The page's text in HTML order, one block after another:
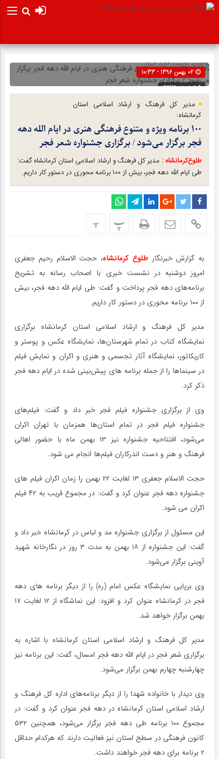
صفحه نخستاخبار استان
شناسه : 4226
مدیر کل فرهنگ و ارشاد اسلامی استان
کرمانشاه:
۱۰۰ برنامه ویژه و متنوع فرهنگی هنری در ایام الله دهه
فجر برگزار می‌شود / برگزاری جشنواره شعر فجر
طلوع‌‌کرمانشاه : مدیر کل فرهنگ و ارشاد اسلامی استان کرمانشاه گفت:
طی ایام الله دهه فجر، بیش از ۱۰۰ برنامه محوری در دستور کار داریم.
پ پ
به گزارش خبرنگارطلوع کرمانشاه، حجت الاسلام رحیم جعفری
امروز دوشنبه در نشست خبری با اصحاب رسانه به تشریح
برنامه‌های دهه فجر پرداخت و گفت: طی ایام الله دهه فجر، بیش
از ۱۰۰ برنامه محوری در دستور کار داریم.
مدیر کل فرهنگ و ارشاد اسلامی استان کرمانشاه برگزاری
نمایشگاه کتاب در تمام شهرستان‌ها، نمایشگاه عکس و پوستر و
کاریکاتور، نمایشگاه آثار تجسمی و هنری و اکران و نمایش فیلم
در سینماها را از جمله برنامه های پیش‌بینی شده در ایام دهه فجر
ذکر کرد.
وی از برگزاری جشنواره فیلم فجر خبر داد و گفت: فیلم‌های
جشنواره فیلم فجر در تمام استان‌ها همزمان با تهران اکران
می‌شود، افتتاحیه جشنواره نیز ۱۳ بهمن ماه با حضور اهالی
فرهنگ و هنر و دست اندرکاران فیلم‌ها انجام می شود.
حجت الاسلام جعفری ۱۳ لغایت ۲۲ بهمن را زمان اکران فیلم های
جشنواره دهه فجر عنوان کرد و گفت: در مجموع قریب به ۴۲ فیلم
اکران می شود.
این مسئول از برگزاری جشنواره مد و لباس در کرمانشاه خبر داد و
گفت: این جشنواره از ۱۸ بهمن به مدت ۳ روز در نگارخانه شهید
آوینی برگزار می‌شود.
وی برپایی نمایشگاه عکس امام (ره) را از دیگر برنامه های دهه
فجر در کرمانشاه عنوان کرد و افزود: این نماشگاه از ۱۲ لغایت ۱۷
بهمن برگزار خواهد شد.
مدیر کل فرهنگ و ارشاد اسلامی استان کرمانشاه با اشاره به
برگزاری شعر فجر در ایام الله دهه فجر امسال، گفت: این برنامه نیز
چهارشنبه چهارم بهمن برگزار می‌شود.
وی دیدار با خانواده شهدا را از دیگر برنامه‌های اداره کل فرهنگ و
ارشاد اسلامی استان کرمانشاه در دهه فجر عنوان کرد و گفت: در
مجموع ۱۰۰ برنامه طی دهه فجر برگزار می‌شود، همچنین ۵۳۲
کانون فرهنگی در سطح استان نیز فعالیت دارند که هرکدام حداقل
۲ برنامه برای دهه فجر خواهند داشت.